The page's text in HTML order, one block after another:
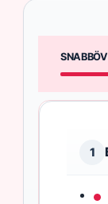
1